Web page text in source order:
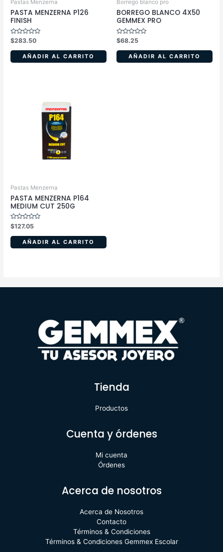
Pastas Menzerna
PASTA MENZERNA P126
FINISH
Valorado
en
0
5
$283.50
AÑADIR AL CARRITO
Borrego blanco pro
BORREGO BLANCO 4X50
GEMMEX PRO
Valorado
en
0
5
$68.25
AÑADIR AL CARRITO
Pastas Menzerna
PASTA MENZERNA P164
MEDIUM CUT 250G
Valorado
en
0
5
$127.05
AÑADIR AL CARRITO
Tienda
Productos
Cuenta y órdenes
Mi cuenta
Órdenes
Acerca de nosotros
Acerca de Nosotros
Contacto
Términos & Condiciones
Términos & Condiciones Gemmex Escolar